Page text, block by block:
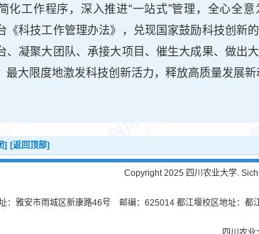
化工作程序，深入推进“一站式”管理，全心全
《科技工作管理办法》，兑现国家鼓励科技创新
、凝聚大团队、承接大项目、催生大成果、做出
最大限度地激发科技创新活力，释放高质量发展新
] [返回顶部]
Copyright 2025 四川农业大学.
：雅安市雨城区新康路46号 邮编：625014 都江堰校区地址：